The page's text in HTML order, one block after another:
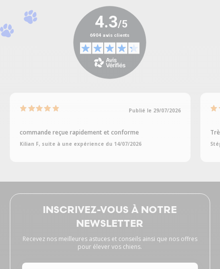
Publié le 29/07/2026
commande reçue rapidement et conforme
Kilian F, suite à une expérience du 14/07/2026
INSCRIVEZ-VOUS À NOTRE
NEWSLETTER
Recevez nos meilleures astuces et conseils ainsi que nos offres
pour élever vos chiens.